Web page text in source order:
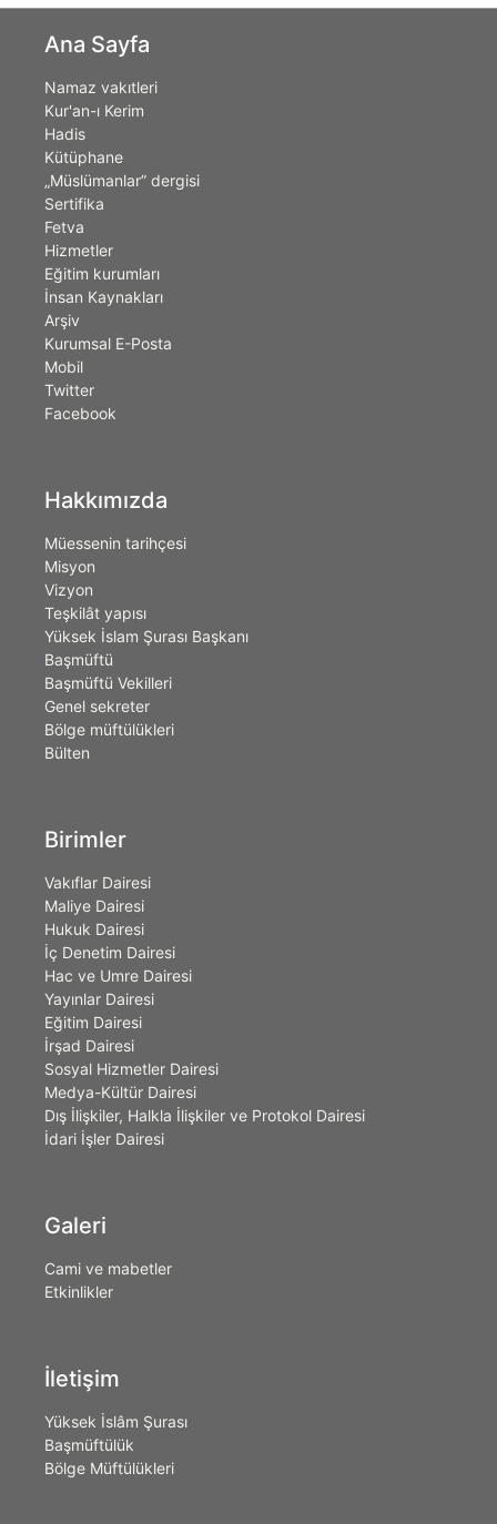
Ana Sayfa
Namaz vakıtleri
Kur'an-ı Kerim
Hadis
Kütüphane
„Müslümanlar” dergisi
Sertifika
Fetva
Hizmetler
Eğitim kurumları
İnsan Kaynakları
Arşiv
Kurumsal E-Posta
Mobil
Twitter
Facebook
Hakkımızda
Müessenin tarihçesi
Misyon
Vizyon
Teşkilât yapısı
Yüksek İslam Şurası Başkanı
Başmüftü
Başmüftü Vekilleri
Genel sekreter
Bölge müftülükleri
Bülten
Birimler
Vakıflar Dairesi
Maliye Dairesi
Hukuk Dairesi
İç Denetim Dairesi
Hac ve Umre Dairesi
Yayınlar Dairesi
Eğitim Dairesi
İrşad Dairesi
Sosyal Hizmetler Dairesi
Medya-Kültür Dairesi
Dış İlişkiler, Halkla İlişkiler ve Protokol Dairesi
İdari İşler Dairesi
Galeri
Cami ve mabetler
Etkinlikler
İletişim
Yüksek İslâm Şurası
Başmüftülük
Bölge Müftülükleri